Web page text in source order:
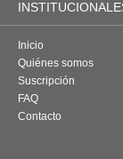
Inicio
Quiénes somos
Suscripción
FAQ
Contacto